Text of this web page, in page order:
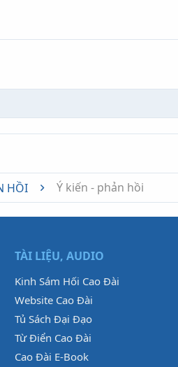
HỒI Ý kiến - phản hồi
TÀI LIỆU, AUDIO
Kinh Sám Hối Cao Đài
Website Cao Đài
Tủ Sách Đại Đạo
Từ Điển Cao Đài
Cao Đài E-Book